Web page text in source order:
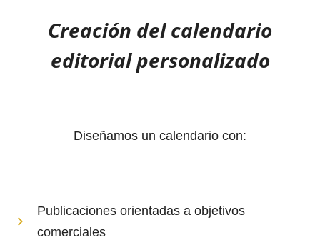
Creación del calendario
editorial personalizado
Diseñamos un calendario con:
Publicaciones orientadas a objetivos
comerciales